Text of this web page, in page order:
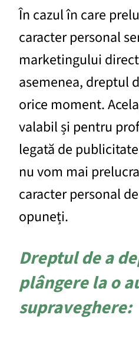
În cazul în care
caracter personal
marketingului
asemenea, dreptul
orice moment.
valabil și pentru
legată de
nu vom mai
caracter personal
opuneți.
Dreptul de a
plângere la o
supraveghere: